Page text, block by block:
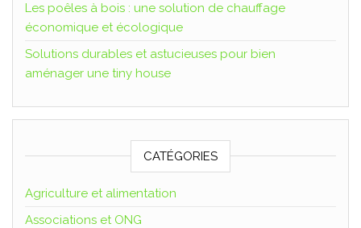
Les poêles à bois : une solution de chauffage
économique et écologique
Solutions durables et astucieuses pour bien
aménager une tiny house
CATÉGORIES
Agriculture et alimentation
Associations et ONG